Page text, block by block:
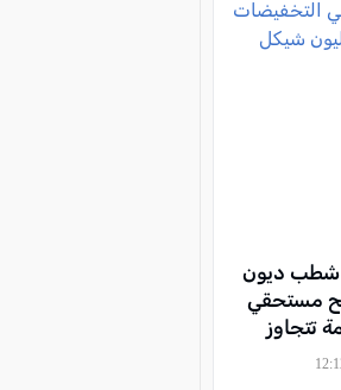
شطب ديون
مستحقي
تتجاوز